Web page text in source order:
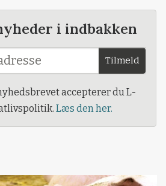
i indbakken
Tilmeld
accepterer du L-
Læs den her.